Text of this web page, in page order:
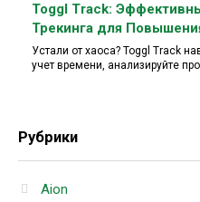
Toggl Track:
Трекинга для
Устали от хаоса? Toggl Track
учет времени, анализируйте
Рубрики
Aion